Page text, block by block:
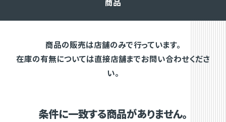
商品の販売は店舗のみで行っています。
在庫の有無については直接店舗までお問い合わせくださ
い。
条件に一致する商品がありません。